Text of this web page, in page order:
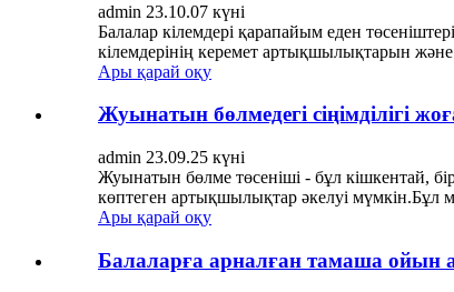
admin 23.10.07 күні
Балалар кілемдері қарапайым еден
кілемдерінің керемет артықшылықтарын және
Ары қарай оқу
Жуынатын бөлмедегі сіңімділігі
admin 23.09.25 күні
Жуынатын бөлме төсеніші - бұл кішкентай,
көптеген артықшылықтар әкелуі мүмкін.Бұл
Ары қарай оқу
Балаларға арналған тамаша ойын